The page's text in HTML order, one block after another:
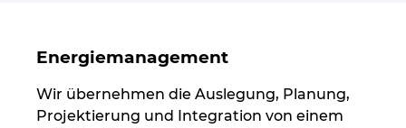
Energiemanagement
Wir übernehmen die Auslegung, Planung,
Projektierung und Integration von einem